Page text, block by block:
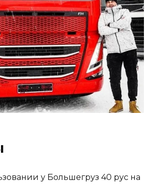
у Большегруз 40 рус на